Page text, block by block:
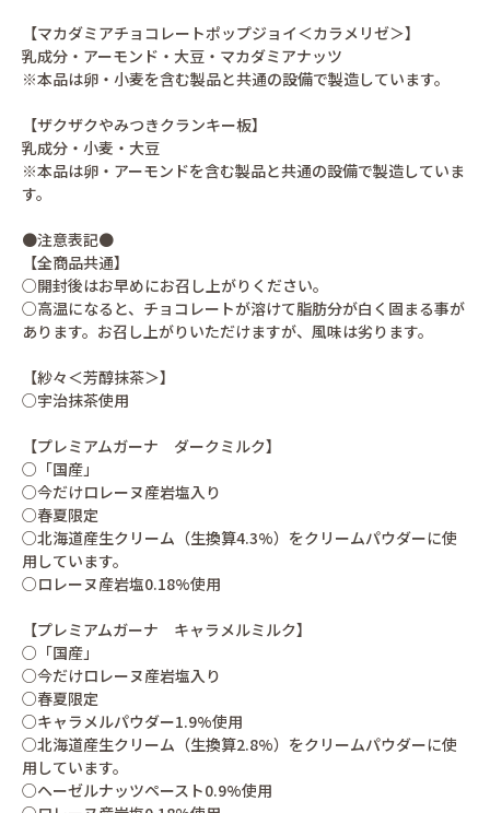
【マカダミアチョコレートポップジョイ＜カラメリゼ＞】
乳成分・アーモンド・大豆・マカダミアナッツ
※本品は卵・小麦を含む製品と共通の設備で製造しています。
【ザクザクやみつきクランキー板】
乳成分・小麦・大豆
※本品は卵・アーモンドを含む製品と共通の設備で製造していま
す。
●注意表記●
【全商品共通】
○開封後はお早めにお召し上がりください。
○高温になると、チョコレートが溶けて脂肪分が白く固まる事が
あります。お召し上がりいただけますが、風味は劣ります。
【紗々＜芳醇抹茶＞】
○宇治抹茶使用
【プレミアムガーナ ダークミルク】
○「国産」
○今だけロレーヌ産岩塩入り
○春夏限定
○北海道産生クリーム（生換算4.3%）をクリームパウダーに使
用しています。
○ロレーヌ産岩塩0.18%使用
【プレミアムガーナ キャラメルミルク】
○「国産」
○今だけロレーヌ産岩塩入り
○春夏限定
○キャラメルパウダー1.9%使用
○北海道産生クリーム（生換算2.8%）をクリームパウダーに使
用しています。
○ヘーゼルナッツペースト0.9%使用